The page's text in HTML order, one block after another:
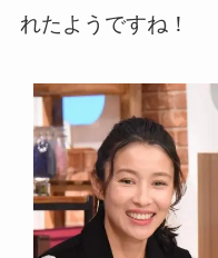
れたようですね！